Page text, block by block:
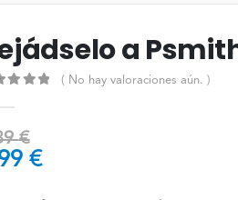
a
( No hay valoraciones aún. )
€
€